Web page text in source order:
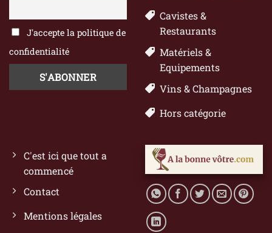
J'accepte la politique de
confidentialité
Cavistes &
Restaurants
Matériels &
Equipements
Vins & Champagnes
Hors catégorie
C'est ici que tout a
commencé
Contact
Mentions légales